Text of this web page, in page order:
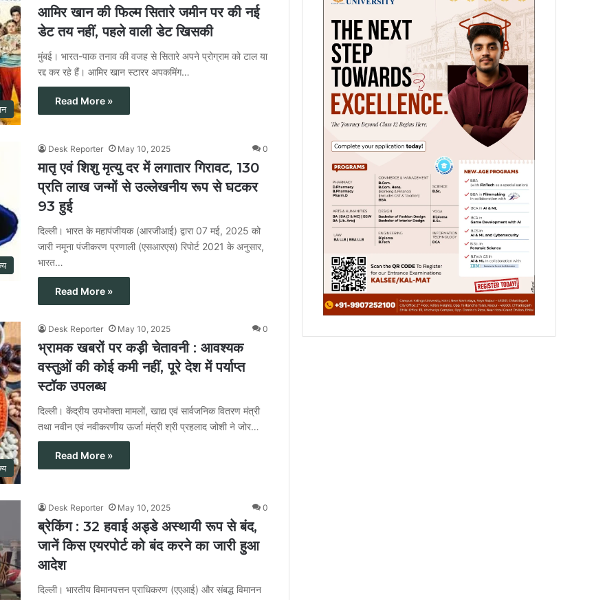
आमिर खान की फिल्म सितारे जमीन पर की नई
डेट तय नहीं, पहले वाली डेट खिसकी
मुंबई। भारत-पाक तनाव की वजह से सितारे अपने प्रोग्राम को टाल या
रद्द कर रहे हैं। आमिर खान स्टारर अपकमिंग…
Read More »
Desk Reporter May 10, 2025 0
मातृ एवं शिशु मृत्यु दर में लगातार गिरावट, 130
प्रति लाख जन्मों से उल्लेखनीय रूप से घटकर
93 हुई
दिल्ली। भारत के महापंजीयक (आरजीआई) द्वारा 07 मई, 2025 को
जारी नमूना पंजीकरण प्रणाली (एसआरएस) रिपोर्ट 2021 के अनुसार,
भारत…
Read More »
Desk Reporter May 10, 2025 0
भ्रामक खबरों पर कड़ी चेतावनी : आवश्यक
वस्तुओं की कोई कमी नहीं, पूरे देश में पर्याप्त
स्टॉक उपलब्ध
दिल्ली। केंद्रीय उपभोक्ता मामलों, खाद्य एवं सार्वजनिक वितरण मंत्री
तथा नवीन एवं नवीकरणीय ऊर्जा मंत्री श्री प्रहलाद जोशी ने जोर…
Read More »
Desk Reporter May 10, 2025 0
ब्रेकिंग : 32 हवाई अड्डे अस्थायी रूप से बंद,
जानें किस एयरपोर्ट को बंद करने का जारी हुआ
आदेश
दिल्ली। भारतीय विमानपत्तन प्राधिकरण (एएआई) और संबद्ध विमानन